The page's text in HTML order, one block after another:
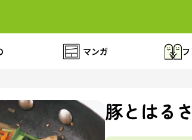
マンガ
豚とはる